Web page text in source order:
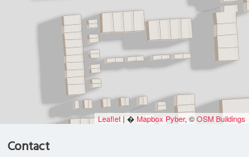
Leaflet | �Mapbox Pyber, ©OSM Buildings
Contact